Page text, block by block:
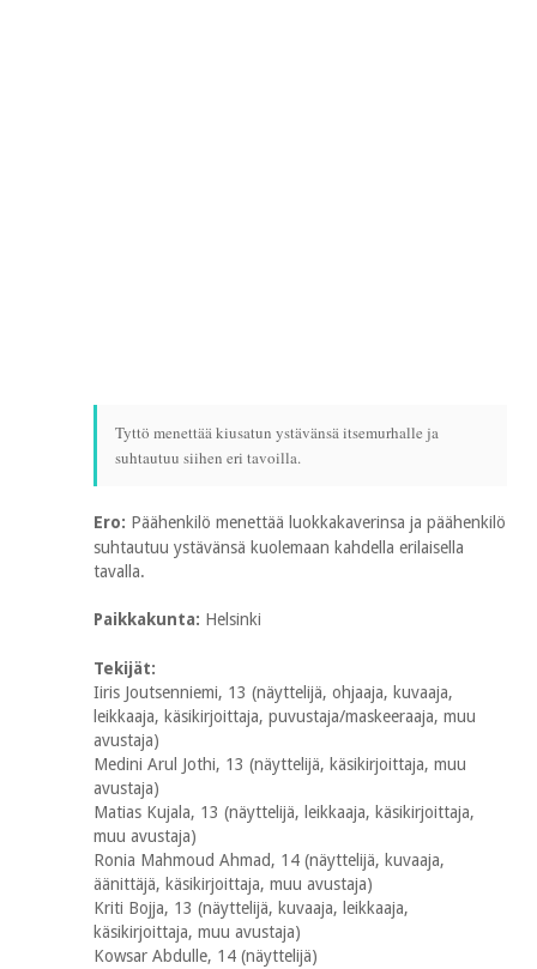
Tyttö menettää kiusatun ystävänsä itsemurhalle ja
suhtautuu siihen eri tavoilla.
Ero: Päähenkilö menettää luokkakaverinsa ja päähenkilö
suhtautuu ystävänsä kuolemaan kahdella erilaisella
tavalla.
Paikkakunta: Helsinki
Tekijät:
Iiris Joutsenniemi, 13 (näyttelijä, ohjaaja, kuvaaja,
leikkaaja, käsikirjoittaja, puvustaja/maskeeraaja, muu
avustaja)
Medini Arul Jothi, 13 (näyttelijä, käsikirjoittaja, muu
avustaja)
Matias Kujala, 13 (näyttelijä, leikkaaja, käsikirjoittaja,
muu avustaja)
Ronia Mahmoud Ahmad, 14 (näyttelijä, kuvaaja,
äänittäjä, käsikirjoittaja, muu avustaja)
Kriti Bojja, 13 (näyttelijä, kuvaaja, leikkaaja,
käsikirjoittaja, muu avustaja)
Kowsar Abdulle, 14 (näyttelijä)